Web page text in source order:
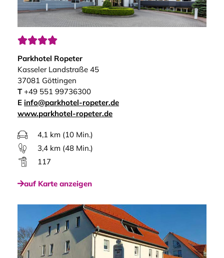

Parkhotel Ropeter
Kasseler Landstraße 45
37081 Göttingen
T+49 551 99736300
E info@parkhotel-ropeter.de
www.parkhotel-ropeter.de
4,1 km (10 Min.)
3,4 km (48 Min.)
117
auf Karte anzeigen